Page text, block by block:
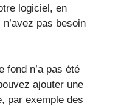
logiciel, en
pas besoin
fond n’a pas été
ajouter une
par exemple des